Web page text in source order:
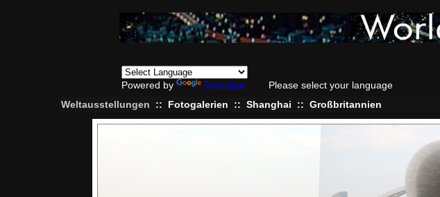
Powered by Translate Please select your language
Weltausstellungen :: Fotogalerien :: Shanghai :: Großbritannien